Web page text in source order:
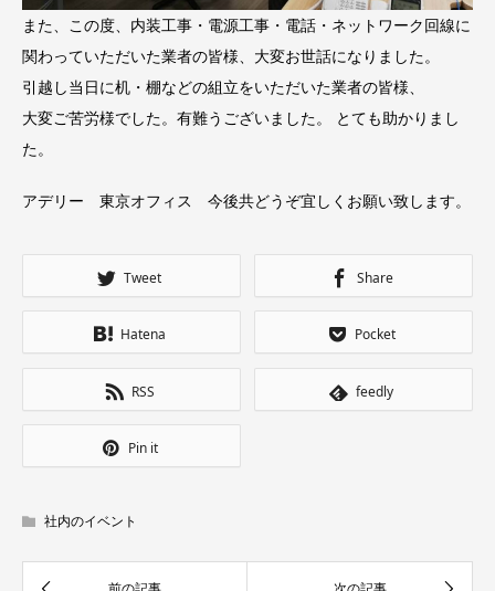
また、この度、内装工事・電源工事・電話・ネットワーク回線に
関わっていただいた業者の皆様、大変お世話になりました。
引越し当日に机・棚などの組立をいただいた業者の皆様、
大変ご苦労様でした。有難うございました。 とても助かりまし
た。
アデリー 東京オフィス 今後共どうぞ宜しくお願い致します。
Tweet Share
Hatena Pocket
RSS feedly
Pin it
社内のイベント